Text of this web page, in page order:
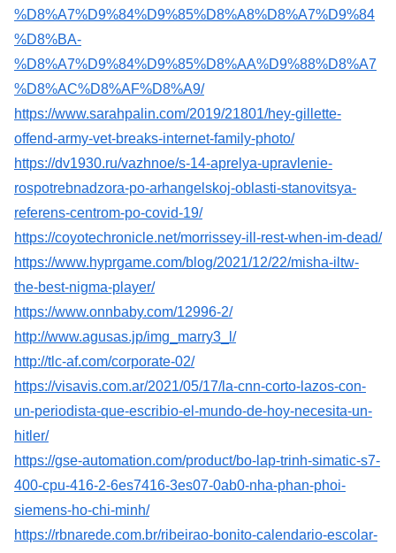
%D8%A7%D9%84%D9%85%D8%A8%D8%A7%D9%84
%D8%BA-
%D8%A7%D9%84%D9%85%D8%AA%D9%88%D8%A7
%D8%AC%D8%AF%D8%A9/
https://www.sarahpalin.com/2019/21801/hey-gillette-
offend-army-vet-breaks-internet-family-photo/
https://dv1930.ru/vazhnoe/s-14-aprelya-upravlenie-
rospotrebnadzora-po-arhangelskoj-oblasti-stanovitsya-
referens-centrom-po-covid-19/
https://coyotechronicle.net/morrissey-ill-rest-when-im-dead/
https://www.hyprgame.com/blog/2021/12/22/misha-iltw-
the-best-nigma-player/
https://www.onnbaby.com/12996-2/
http://www.agusas.jp/img_marry3_l/
http://tlc-af.com/corporate-02/
https://visavis.com.ar/2021/05/17/la-cnn-corto-lazos-con-
un-periodista-que-escribio-el-mundo-de-hoy-necesita-un-
hitler/
https://gse-automation.com/product/bo-lap-trinh-simatic-s7-
400-cpu-416-2-6es7416-3es07-0ab0-nha-phan-phoi-
siemens-ho-chi-minh/
https://rbnarede.com.br/ribeirao-bonito-calendario-escolar-